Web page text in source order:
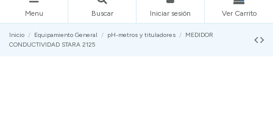
Menu Buscar Iniciar sesión Ver Carrito
Inicio Equipamiento General pH-metros y tituladores
MEDIDOR
CONDUCTIVIDAD STARA 2125